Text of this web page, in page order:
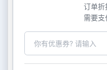
订单折
需要支